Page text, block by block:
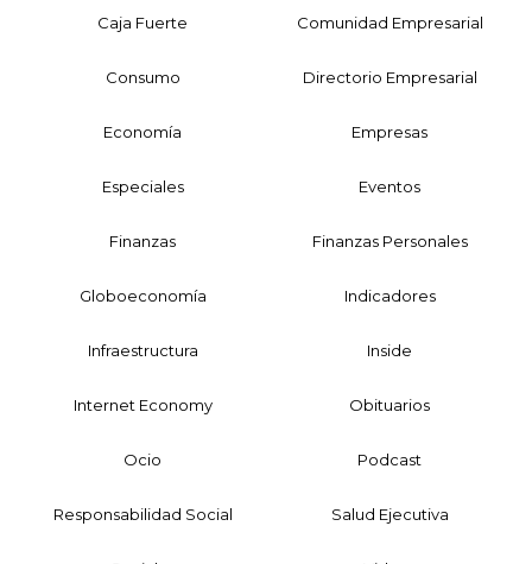
Caja Fuerte Comunidad Empresarial
Consumo Directorio Empresarial
Economía Empresas
Especiales Eventos
Finanzas Finanzas Personales
Globoeconomía Indicadores
Infraestructura Inside
Internet Economy Obituarios
Ocio Podcast
Responsabilidad Social Salud Ejecutiva